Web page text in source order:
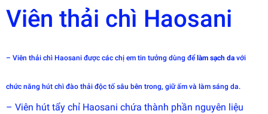
Viên thải chì Haosani
– Viên thải chì Haosani được các chị em tin tưởng dùng để làm sạch da với
chức năng hút chì đào thải độc tố sâu bên trong, giữ ấm và làm sáng da.
– Viên hút tẩy chỉ Haosani chứa thành phần nguyên liệu